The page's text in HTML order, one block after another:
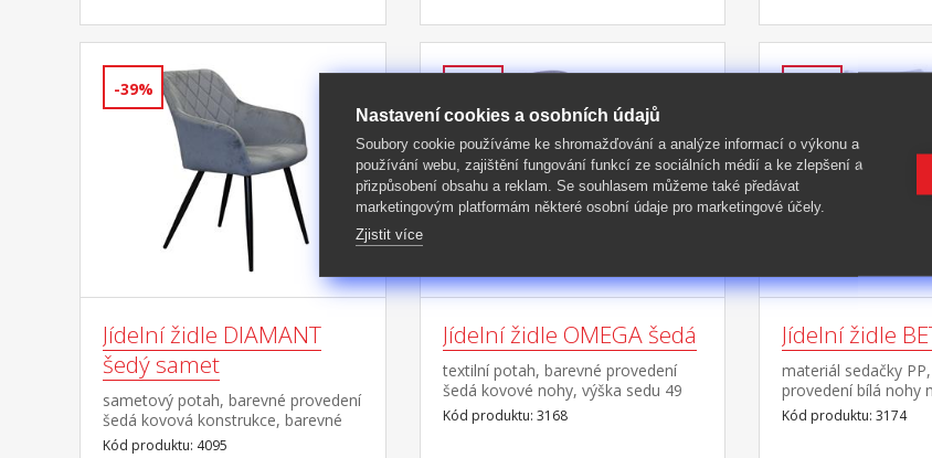
-39%
Jídelní židle DIAMANT
šedý samet
sametový potah, barevné provedení
šedá kovová konstrukce, barevné
provedení černá výška sedu 51 cm,
Kód produktu: 4095
Jídelní židle OMEGA šedá
textilní potah, barevné provedení
šedá kovové nohy, výška sedu 49
cm
Kód produktu: 3168
Jídelní židle
materiál sedačky
provedení bílá nohy
výška sedu 44 cm
Kód produktu: 3174
Nastavení cookies a osobních údajů
Soubory cookie používáme ke shromažďování a analýze informací o výkonu a
používání webu, zajištění fungování funkcí ze sociálních médií a ke zlepšení a
přizpůsobení obsahu a reklam. Se souhlasem můžeme také předávat
marketingovým platformám některé osobní údaje pro marketingové účely.
Zjistit více